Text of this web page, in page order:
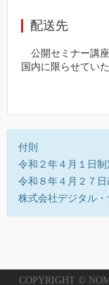
配送先
公開セミナー講
国内に限らせてい
付則
令和２年４月１日
令和８年４月２７日
株式会社デジタル
COPYRIGHT ©